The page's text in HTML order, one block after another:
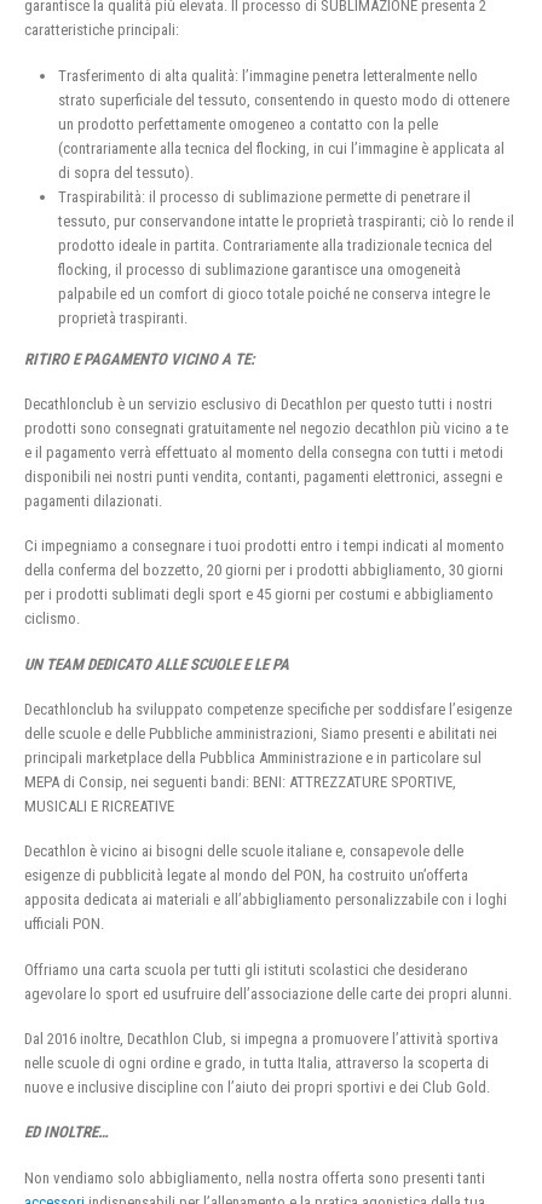
garantisce la qualità più elevata. Il processo di SUBLIMAZIONE presenta 2
caratteristiche principali:
Trasferimento di alta qualità: l’immagine penetra letteralmente nello
strato superficiale del tessuto, consentendo in questo modo di ottenere
un prodotto perfettamente omogeneo a contatto con la pelle
(contrariamente alla tecnica del flocking, in cui l’immagine è applicata al
di sopra del tessuto).
Traspirabilità: il processo di sublimazione permette di penetrare il
tessuto, pur conservandone intatte le proprietà traspiranti; ciò lo rende il
prodotto ideale in partita. Contrariamente alla tradizionale tecnica del
flocking, il processo di sublimazione garantisce una omogeneità
palpabile ed un comfort di gioco totale poiché ne conserva integre le
proprietà traspiranti.
RITIRO E PAGAMENTO VICINO A TE:
Decathlonclub è un servizio esclusivo di Decathlon per questo tutti i nostri
prodotti sono consegnati gratuitamente nel negozio decathlon più vicino a te
e il pagamento verrà effettuato al momento della consegna con tutti i metodi
disponibili nei nostri punti vendita, contanti, pagamenti elettronici, assegni e
pagamenti dilazionati.
Ci impegniamo a consegnare i tuoi prodotti entro i tempi indicati al momento
della conferma del bozzetto, 20 giorni per i prodotti abbigliamento, 30 giorni
per i prodotti sublimati degli sport e 45 giorni per costumi e abbigliamento
ciclismo.
UN TEAM DEDICATO ALLE SCUOLE E LE PA
Decathlonclub ha sviluppato competenze specifiche per soddisfare l’esigenze
delle scuole e delle Pubbliche amministrazioni, Siamo presenti e abilitati nei
principali marketplace della Pubblica Amministrazione e in particolare sul
MEPA di Consip, nei seguenti bandi: BENI: ATTREZZATURE SPORTIVE,
MUSICALI E RICREATIVE
Decathlon è vicino ai bisogni delle scuole italiane e, consapevole delle
esigenze di pubblicità legate al mondo del PON, ha costruito un’offerta
apposita dedicata ai materiali e all’abbigliamento personalizzabile con i loghi
ufficiali PON.
Offriamo una carta scuola per tutti gli istituti scolastici che desiderano
agevolare lo sport ed usufruire dell’associazione delle carte dei propri alunni.
Dal 2016 inoltre, Decathlon Club, si impegna a promuovere l’attività sportiva
nelle scuole di ogni ordine e grado, in tutta Italia, attraverso la scoperta di
nuove e inclusive discipline con l’aiuto dei propri sportivi e dei Club Gold.
ED INOLTRE…
Non vendiamo solo abbigliamento, nella nostra offerta sono presenti tanti